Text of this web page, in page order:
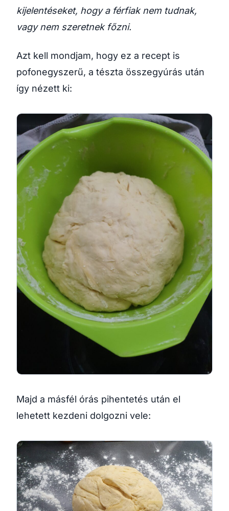
kijelentéseket, hogy a férfiak nem tudnak,
vagy nem szeretnek főzni.
Azt kell mondjam, hogy ez a recept is
pofonegyszerű, a tészta összegyúrás után
így nézett ki:
Majd a másfél órás pihentetés után el
lehetett kezdeni dolgozni vele: